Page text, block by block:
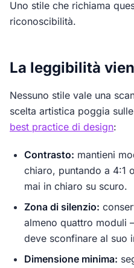
Uno stile che richiama
riconoscibilità.
La leggibilità
Nessuno stile vale una
scelta artistica poggia
best practice di design:
Contrasto: mantieni
chiaro, puntando a 4:1
mai in chiaro su scuro.
Zona di silenzio:
almeno quattro moduli
deve sconfinare al suo
Dimensione minima: